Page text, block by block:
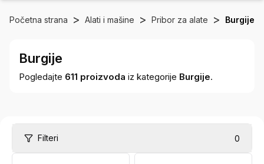
Početna strana > Alati i mašine > Pribor za alate > Burgije
Burgije
Pogledajte 611 proizvoda iz kategorije Burgije.
Filteri 0